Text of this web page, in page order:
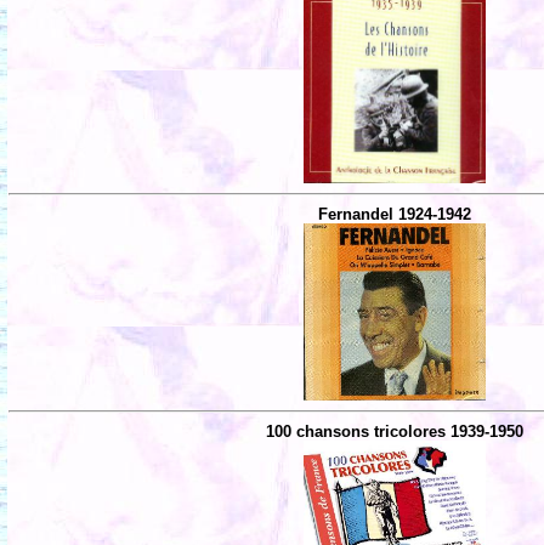
Fernandel 1924-1942
100 chansons tricolores 1939-1950